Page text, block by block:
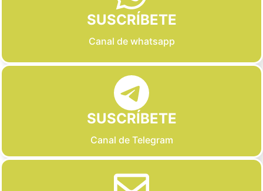
SUSCRÍBETE
Canal de whatsapp
SUSCRÍBETE
Canal de Telegram